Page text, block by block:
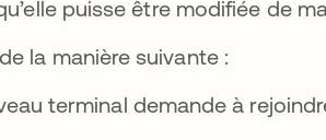
puisse être modifiée de
la manière suivante :
terminal demande à